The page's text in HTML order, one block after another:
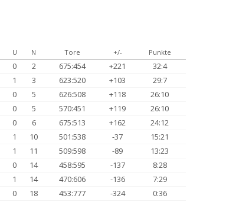
U N Tore +/- Punkte
0 2 675:454 +221
32:4
1 3 623:520 +103
29:7
0 5 626:508 +118
26:10
0 5 570:451 +119
26:10
0 6 675:513 +162
24:12
1 10 501:538 -37
15:21
1 11 509:598 -89
13:23
0 14 458:595 -137
8:28
1 14 470:606 -136
7:29
0 18 453:777 -324 0:36